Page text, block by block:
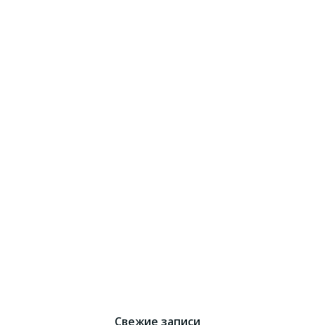
Свежие записи